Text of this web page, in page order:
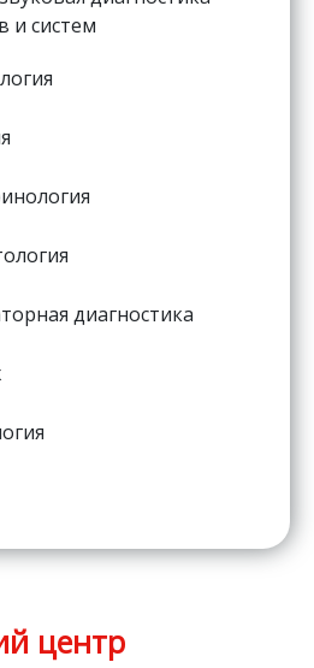
и систем
диагностика
центр